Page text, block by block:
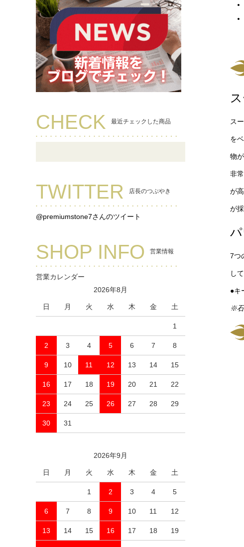
CHECK 最近チェックした商品
TWITTER 店長のつぶやき
@premiumstone7さんのツイート
SHOP INFO 営業情報
営業カレンダー
2026年8月
日 月 火 水 木 金 土
1
2 3 4 5 6 7 8
9 10 11 12 13 14 15
16 17 18 19 20 21 22
23 24 25 26 27 28 29
30 31
2026年9月
日 月 火 水 木 金 土
1 2 3 4 5
6 7 8 9 10 11 12
13 14 15 16 17 18 19
ス
を
物
非
が
が
7つ
し
●キ
※石